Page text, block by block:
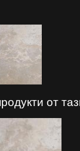
от